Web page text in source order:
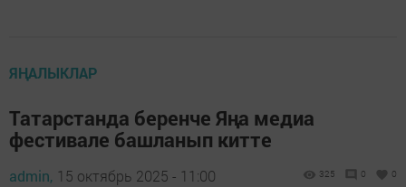
ЯҢАЛЫКЛАР
Татарстанда беренче Яңа медиа
фестивале башланып китте
admin, 15 октябрь 2025 - 11:00 325 0 0